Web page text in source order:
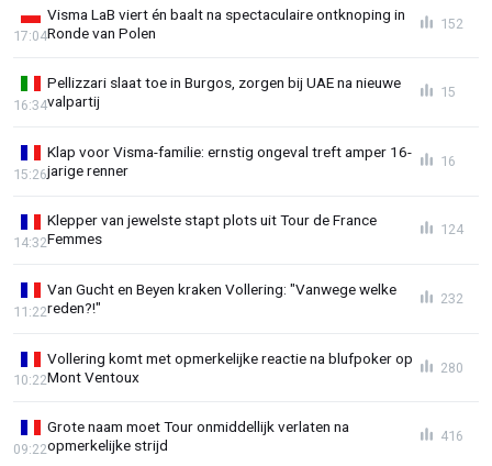
Visma LaB viert én baalt na spectaculaire ontknoping in
Ronde van Polen
17:04
152
Pellizzari slaat toe in Burgos, zorgen bij UAE na nieuwe
valpartij
16:34
15
Klap voor Visma-familie: ernstig ongeval treft amper 16-
jarige renner
15:26
16
Klepper van jewelste stapt plots uit Tour de France
Femmes
14:32
124
Van Gucht en Beyen kraken Vollering: "Vanwege welke
reden?!"
11:22
232
Vollering komt met opmerkelijke reactie na blufpoker op
Mont Ventoux
10:22
280
Grote naam moet Tour onmiddellijk verlaten na
opmerkelijke strijd
09:22
416